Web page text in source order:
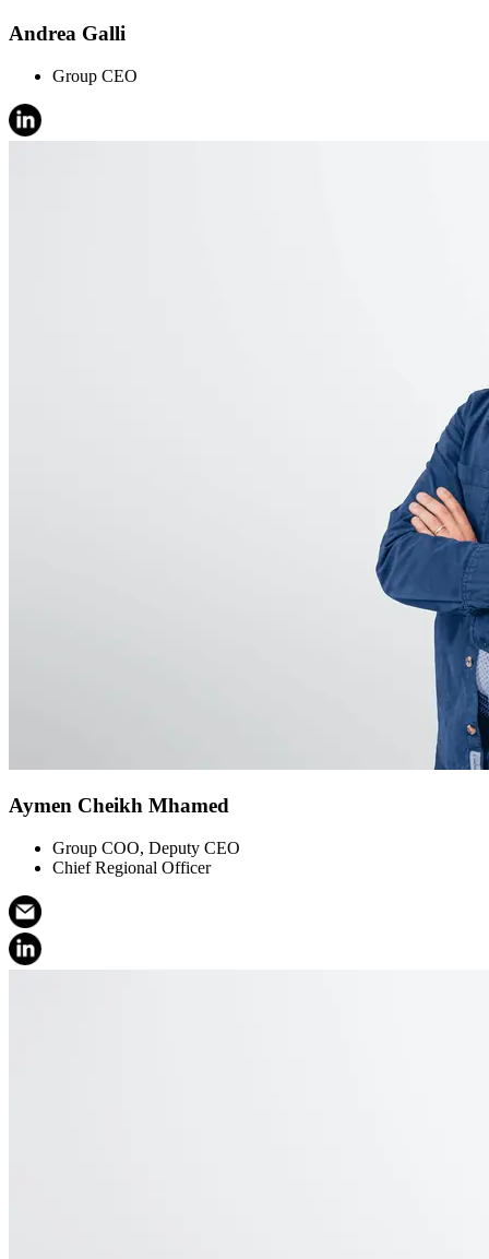
Andrea Galli
Group CEO
Aymen Cheikh Mhamed
Group COO, Deputy CEO
Chief Regional Officer